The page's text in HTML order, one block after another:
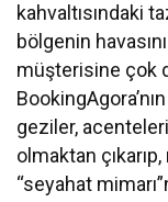
kahvaltısındaki
bölgenin
müşterisine çok
geziler,
olmaktan
“seyahat